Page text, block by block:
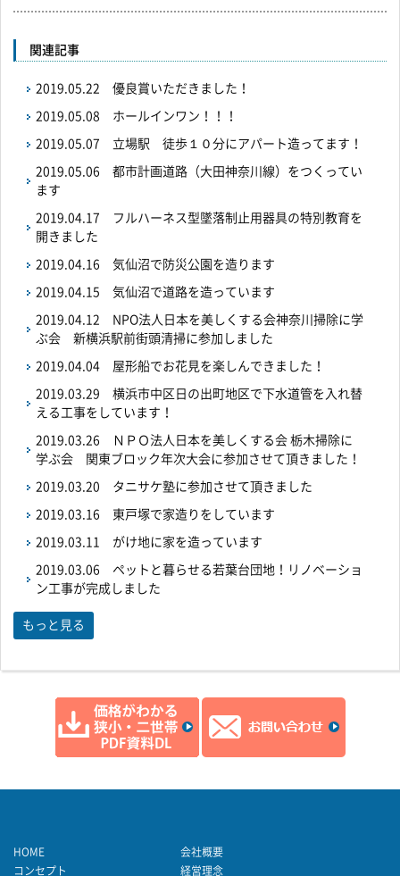
関連記事
2019.05.22 優良賞いただきました！
2019.05.08 ホールインワン！！！
2019.05.07 立場駅 徒歩１０分にアパート造ってます！
2019.05.06 都市計画道路（大田神奈川線）をつくってい
ます
2019.04.17
フルハーネス型墜落制止用器具の特別教育を
開きました
2019.04.16 気仙沼で防災公園を造ります
2019.04.15 気仙沼で道路を造っています
2019.04.12
NPO法人日本を美しくする会神奈川掃除に学
ぶ会 新横浜駅前街頭清掃に参加しました
2019.04.04 屋形船でお花見を楽しんできました！
2019.03.29 横浜市中区日の出町地区で下水道管を入れ替
える工事をしています！
2019.03.26
ＮＰＯ法人日本を美しくする会 栃木掃除に
学ぶ会 関東ブロック年次大会に参加させて頂きました！
2019.03.20 タニサケ塾に参加させて頂きました
2019.03.16 東戸塚で家造りをしています
2019.03.11 がけ地に家を造っています
2019.03.06 ペットと暮らせる若葉台団地！リノベーショ
ン工事が完成しました
もっと見る
HOME
コンセプト
会社概要
経営理念